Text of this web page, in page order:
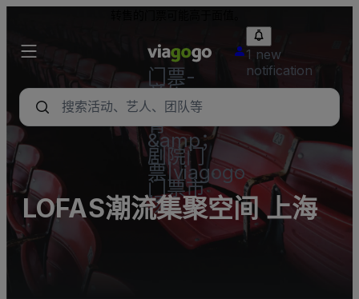
门票-
音乐
会，体
育
&amp；
剧院门
票|viagogo
门票市
场
1 new
notification
LOFAS潮流集聚空间 上海